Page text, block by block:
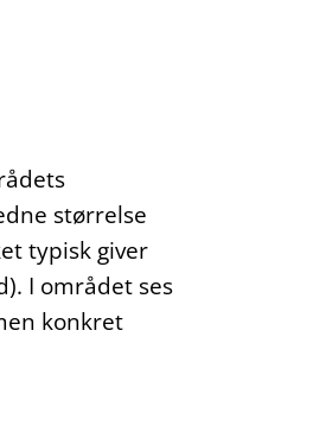
størrelse
typisk giver
I området ses
konkret